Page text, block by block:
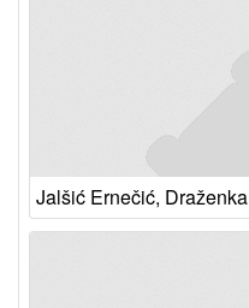
Jalšić Ernečić, Draženka